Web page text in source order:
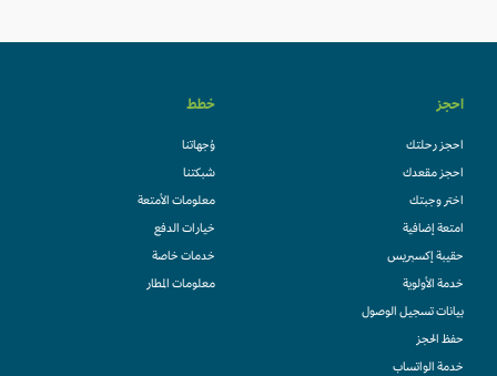
احجز
احجز رحلتك
احجز مقعدك
اختر وجبتك
امتعة إضافية
حقيبة إكسبريس
خدمة الأولوية
بيانات تسجيل الوصول
حفظ الحجز
خدمة الواتساب
خطط
وُجهاتنا
شبكتنا
معلومات الأمتعة
خيارات الدفع
خدمات خاصة
معلومات المطار